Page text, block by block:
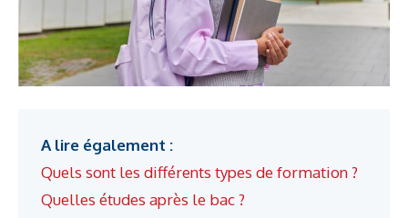
A lire également :
Quels sont les différents types de formation ?
Quelles études après le bac ?